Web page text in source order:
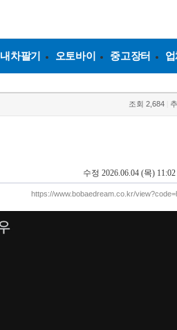
내차팔기 오토바이 중고장터
조회 2,684
수정 2026.06.04 (목) 11:02
https://www.bobaedream.co.kr/